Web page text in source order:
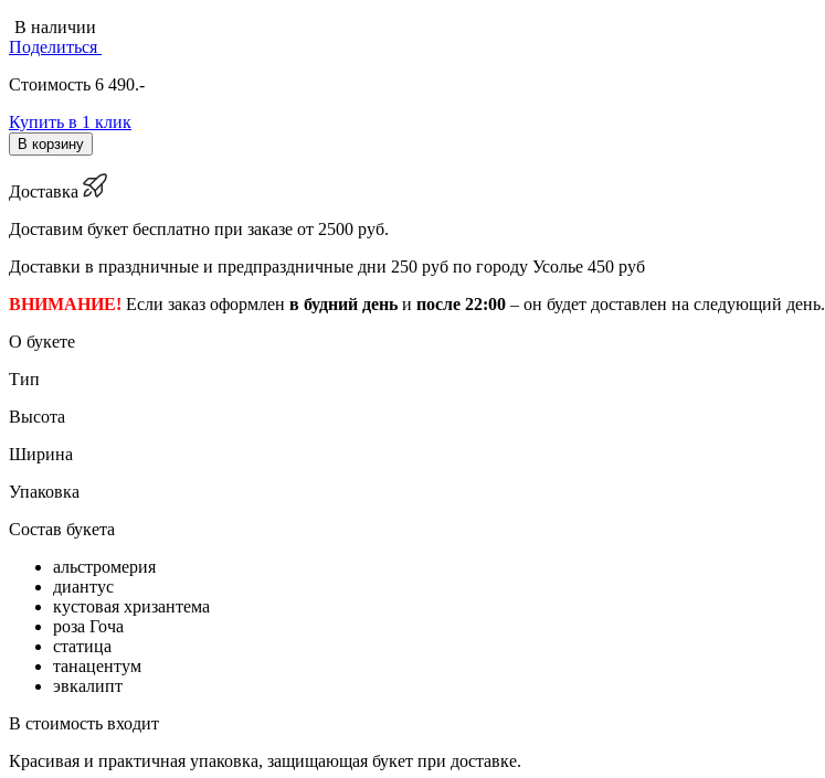
В наличии
Поделиться
Стоимость 6 490.-
Купить в 1 клик
В корзину
Доставка
Доставим букет бесплатно при заказе от 2500 руб.
Доставки в праздничные и предпраздничные дни 250 руб по городу Усолье 450 руб
ВНИМАНИЕ! Если заказ оформлен в будний день и после 22:00 – он будет доставлен на следующий день.
О букете
Тип
Высота
Ширина
Упаковка
Состав букета
альстромерия
диантус
кустовая хризантема
роза Гоча
статица
танацентум
эвкалипт
В стоимость входит
Красивая и практичная упаковка, защищающая букет при доставке.